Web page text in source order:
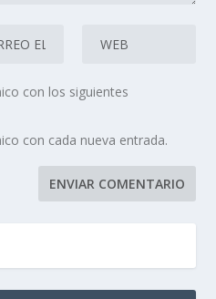
con los siguientes
con cada nueva entrada.